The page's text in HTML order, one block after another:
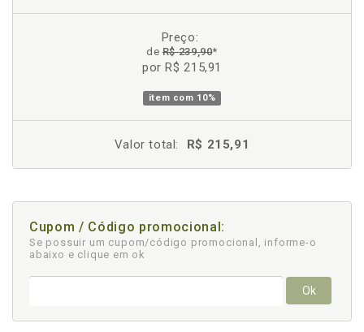
Preço:
deR$ 239,90*
por R$ 215,91
item com 10%
Valor total: R$ 215,91
Cupom / Código promocional:
Se possuir um cupom/código promocional, informe-o
abaixo e clique em ok
Ok